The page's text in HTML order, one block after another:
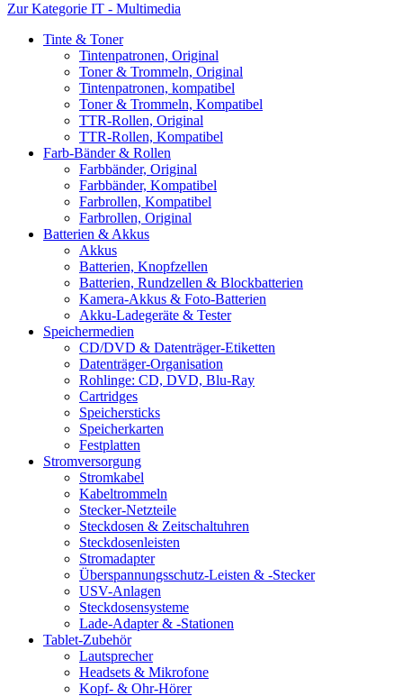
Zur Kategorie IT - Multimedia
Tinte & Toner
Tintenpatronen, Original
Toner & Trommeln, Original
Tintenpatronen, kompatibel
Toner & Trommeln, Kompatibel
TTR-Rollen, Original
TTR-Rollen, Kompatibel
Farb-Bänder & Rollen
Farbbänder, Original
Farbbänder, Kompatibel
Farbrollen, Kompatibel
Farbrollen, Original
Batterien & Akkus
Akkus
Batterien, Knopfzellen
Batterien, Rundzellen & Blockbatterien
Kamera-Akkus & Foto-Batterien
Akku-Ladegeräte & Tester
Speichermedien
CD/DVD & Datenträger-Etiketten
Datenträger-Organisation
Rohlinge: CD, DVD, Blu-Ray
Cartridges
Speichersticks
Speicherkarten
Festplatten
Stromversorgung
Stromkabel
Kabeltrommeln
Stecker-Netzteile
Steckdosen & Zeitschaltuhren
Steckdosenleisten
Stromadapter
Überspannungsschutz-Leisten & -Stecker
USV-Anlagen
Steckdosensysteme
Lade-Adapter & -Stationen
Tablet-Zubehör
Lautsprecher
Headsets & Mikrofone
Kopf- & Ohr-Hörer